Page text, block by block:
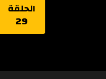
الحلقة
29